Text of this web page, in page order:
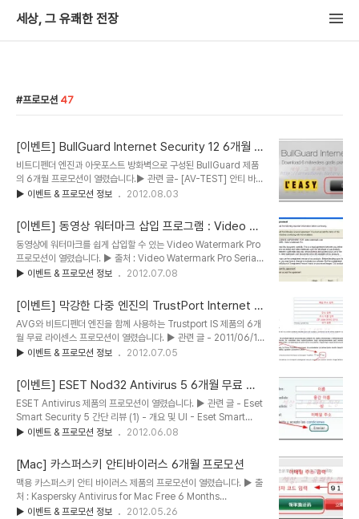
세상, 그 유쾌한 전장
프로모션 47
[이벤트] BullGuard Internet Security 12 6개월 라
이센스 프로모션
비트디펜더 엔진과 아웃포스트 방화벽으로 구성된 BullGuard 제품
의 6개월 프로모션이 열렸습니다.▶ 관련 글- [AV-TEST] 안티 바이
러스 종합 성능 테스트 (2012년 05, 06월)▶ 출처 : BullGuard
재 본사가 영국에 있으며, 덴마크에서 최초 개발된 BullGuard 제품
은 안티 바이러스 엔진에 비트디펜더 엔진을, 방화벽에는 아웃포스트
제품을 도입한 제품입니다. 비록 아웃포스트의 핵심 기능인 호스트 보
호 기능이 빠져 있어 방화벽 기능에서 악성코드 진단 및 차단 기능을
기대할 수는 없지만, 자체적인 행동 기반 진단 기능(Behavior
▶ 이벤트 & 프로모션 정보 2012.08.03
[이벤트] 동영상 워터마크 삽입 프로그램 : Video W
atermark Pro
동영상에 워터마크를 쉽게 삽입할 수 있는 Video Watermark Pro
프로모션이 열렸습니다. ▶ 출처 : Video Watermark Pro Serial
Registration Code For Free 동영상에 워터마크를 삽입해주는
Watermark PRo(이하 VWP) 제품도 유료 제품에 하나입니다만 제
작사에서 '나눔 이벤트'를 진행 중이어서 현재 무료로 사용할 수 있습
니다. 1. 프로모션 참여 방법 프로모션 페이지가 따로 있습니다만, 굳
이 접속할 필요는 없습니다. 아래 링크에서 프로모션용 설치 파일을 다
운받아 아래의 프로모션 코드로 라이센스를 인증만 하면 바로 사용할
▶ 이벤트 & 프로모션 정보 2012.07.08
[이벤트] 막강한 다중 엔진의 TrustPort Internet S
ecurity 2013 6개월 라이센스 프로모션
AVG와 비트디펜더 엔진을 함께 사용하는 Trustport IS 제품의 6개
월 무료 라이센스 프로모션이 열렸습니다. ▶ 관련 글 - 2011/06/18
- TrustPort Internet Security 2011 간단 리뷰 (1) -
(2) - 2011/07/02 - TrustPort Internet Security 2011 간단
리뷰 (3) ▶ 출처 : Free Download TrustPort Internet
Security 2013 with 6 Months Serial Key AVG와 비트디펜더
엔진을 통한 막강한 진단율을 보이고 있는 Trustport Internet
security 2013의 프로모션이..
▶ 이벤트 & 프로모션 정보 2012.07.05
[이벤트] ESET Nod32 Antivirus 5 6개월 무료 라
이센스
ESET Antivirus 제품의 프로모션이 열렸습니다. ▶ 관련 글 - Eset
Smart Security 5 간단 리뷰 (1) - 개요 및 UI - Eset Smart
Security 5 간단 리뷰 (2) - 악성코드 진단 (시그니처) - Eset
Smart Security 5 간단 리뷰 (4) - 방화벽 ▶ 출처 : Free ESET
Nod32 Antivirus 5 License Key For Six Months ESET의 안
티 바이러스 제품의 6개월 라이센스를 제공하는 프로모션이 열렸습니
다. 프로모션에서 준 라이센스는 제 경우 2012년 12월 5일까지 사용
할 수 있었습니다. ESET의 5버전 제품은 제품 ..
▶ 이벤트 & 프로모션 정보 2012.06.08
[Mac] 카스퍼스키 안티바이러스 6개월 프로모션
맥용 카스퍼스키 안티 바이러스 제품의 프로모션이 열렸습니다. ▶ 출
처 : Kaspersky Antivirus for Mac Free 6 Months
Activation Code 최근 들어 맥 OS 환경도 악성코드에 대한 많은
▶ 이벤트 & 프로모션 정보 2012.05.26